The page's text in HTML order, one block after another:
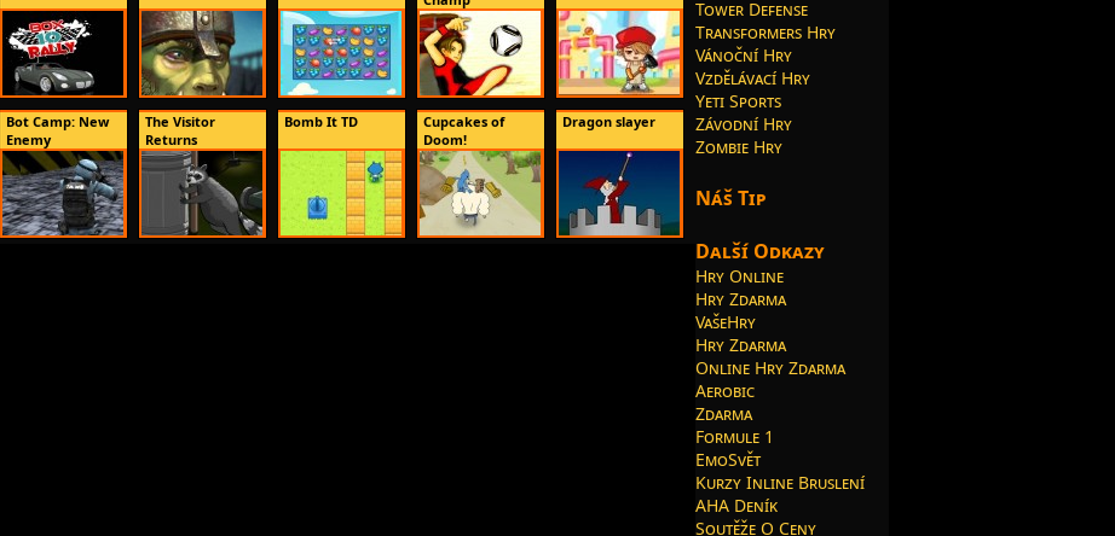
Bot Camp: New
Enemy
The Visitor
Returns
Bomb It TD
Cupcakes of
Doom!
Dragon slayer
Tower Defense
Transformers Hry
Vánoční Hry
Vzdělávací Hry
Yeti Sports
Závodní Hry
Zombie Hry
Náš Tip
Další Odkazy
Hry Online
Hry Zdarma
VašeHry
Hry Zdarma
Online Hry Zdarma
Aerobic
Zdarma
Formule 1
EmoSvět
Kurzy Inline Bruslení
AHA Deník
Soutěže O Ceny